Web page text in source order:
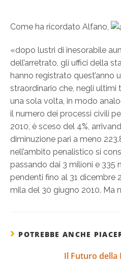
Come ha ricordato Alfano,
«dopo lustri di inesorabile
dell’arretrato, gli uffici della
hanno registrato quest’anno
straordinario che, negli ultimi
una sola volta, in modo
il numero dei processi civili
2010, è sceso del 4%,
diminuzione pari a meno
nell’ambito penalistico si
passando dai 3 milioni e 335
pendenti fino al 31 dicembre
mila del 30 giugno 2010. Ma
POTREBBE ANCHE
Il Futuro della